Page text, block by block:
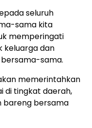
seluruh
sama kita
memperingati
keluarga dan
sama.
memerintahkan
di tingkat daerah,
bareng bersama